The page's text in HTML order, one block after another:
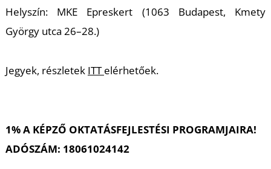
Helyszín: MKE Epreskert (1063 Budapest, Kmety
György utca 26–28.)
Jegyek, részletek ITTelérhetőek.
1% A KÉPZŐ OKTATÁSFEJLESTÉSI PROGRAMJAIRA!
ADÓSZÁM: 18061024142